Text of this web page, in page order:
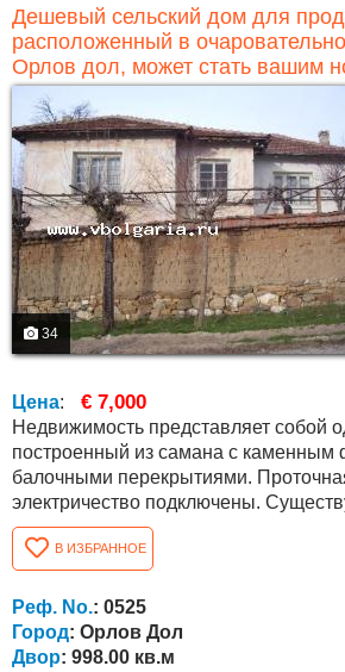
Дешевый сельский дом для
расположенный в
Орлов дол, может стать вашим
34
Цена: € 7,000
Недвижимость представляет собой
построенный из самана с каменным
балочными перекрытиями.
электричество подключены.
ванная комната и туалет. Этот
расположенный в середине
ремонте, но в целом он в хорошем
подвал около 30 кв.м. Дом состоит из
комнаты меньшего размера и
В ИЗБРАННОЕ
Реф. No.: 0525
Город: Орлов Дол
Двор: 998.00 кв.м